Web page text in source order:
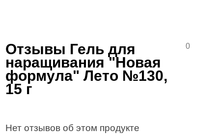
Отзывы Гель для
наращивания "Новая
формула" Лето №130,
15 г
0
Нет отзывов об этом продукте